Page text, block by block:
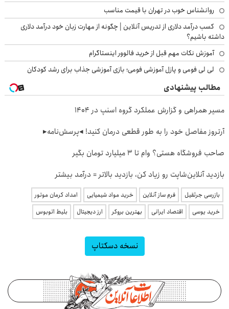
روانشناس خوب در تهران با قیمت مناسب
کسب درآمد دلاری از تدریس آنلاین | چگونه از مهارت زبان خود درآمد دلاری
داشته باشیم؟
آموزش نکات مهم قبل از خرید فالوور اینستاگرام
لی لی فومی و پازل آموزشی فومی؛ بازی آموزشی جذاب برای رشد کودکان
مطالب پیشنهادی
مسیر همراهی و گزارش عملکرد گروه اسنپ در ۱۴۰۴
آرتروز مفاصل خود را به طور قطعی درمان کنید! ◂پرسش‌نامه▸
صاحب فروشگاه هستی؟ وام تا ۳ میلیارد تومان بگیر
بازدید آنلاین‌شاپت رو زیاد کن، بازدید بالاتر = درآمد بیشتر
بازرسی جرثقیل فرم ساز آنلاین خرید مواد شیمیایی
امداد کرمان موتور
خرید یوسی
اقتصاد ایرانی بهترین بروکر ارز دیجیتال بلیط اتوبوس
نسخه دسکتاپ